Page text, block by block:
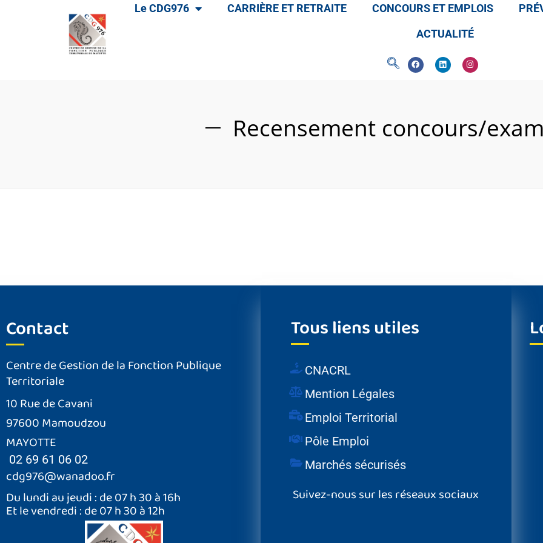
Le CDG976 CARRIÈRE ET RETRAITE CONCOURS ET EMPLOIS
ACTUALITÉ
Recensement concours/
Contact
Centre de Gestion de la Fonction Publique
Territoriale
10 Rue de Cavani
97600 Mamoudzou
MAYOTTE
02 69 61 06 02
cdg976@wanadoo.fr
Du lundi au jeudi : de 07 h 30 à 16h
Et le vendredi : de 07 h 30 à 12h
Tous liens utiles
CNACRL
Mention Légales
Emploi Territorial
Pôle Emploi
Marchés sécurisés
Suivez-nous sur les réseaux sociaux